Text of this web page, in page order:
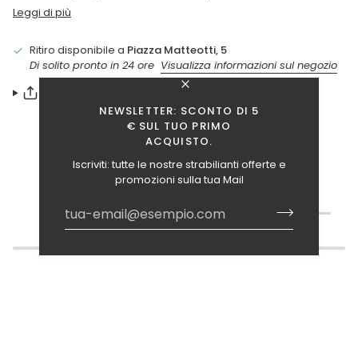
NEWSLETTER: SCONTO DI 5
€ SUL TUO PRIMO
ACQUISTO.
Iscriviti: tutte le nostre strabilianti offerte e
promozioni sulla tua Mail
Leggi di più
Ritiro disponibile a Piazza Matteotti, 5
Di solito pronto in 24 ore Visualizza informazioni sul negozio